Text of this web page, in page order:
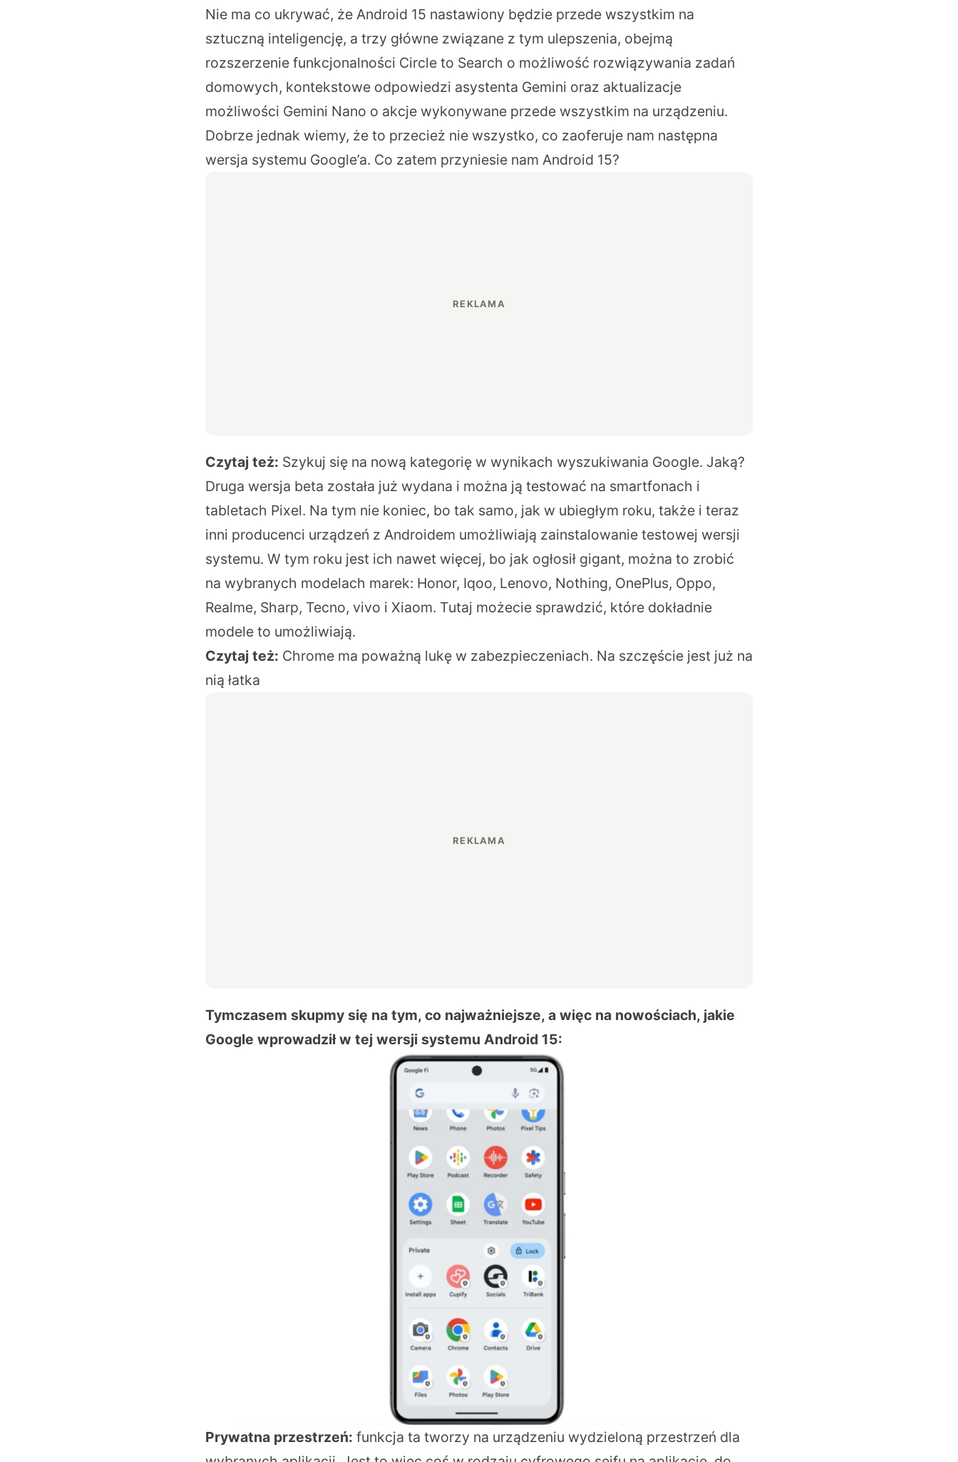
Nie ma co ukrywać, że Android 15 nastawiony będzie przede wszystkim na
sztuczną inteligencję, a trzy główne związane z tym ulepszenia, obejmą
rozszerzenie funkcjonalności Circle to Search o możliwość rozwiązywania zadań
domowych, kontekstowe odpowiedzi asystenta Gemini oraz aktualizacje
możliwości Gemini Nano o akcje wykonywane przede wszystkim na urządzeniu.
Dobrze jednak wiemy, że to przecież nie wszystko, co zaoferuje nam następna
wersja systemu Google’a. Co zatem przyniesie nam Android 15?
Czytaj też: Szykuj się na nową kategorię w wynikach wyszukiwania Google. Jaką?
Druga wersja beta została już wydana i można ją testować na smartfonach i
tabletach Pixel. Na tym nie koniec, bo tak samo, jak w ubiegłym roku, także i teraz
inni producenci urządzeń z Androidem umożliwiają zainstalowanie testowej wersji
systemu. W tym roku jest ich nawet więcej, bo jak ogłosił gigant, można to zrobić
na wybranych modelach marek: Honor, Iqoo, Lenovo, Nothing, OnePlus, Oppo,
Realme, Sharp, Tecno, vivo i Xiaom. Tutaj możecie sprawdzić, które dokładnie
modele to umożliwiają.
Czytaj też: Chrome ma poważną lukę w zabezpieczeniach. Na szczęście jest już na
nią łatka
Tymczasem skupmy się na tym, co najważniejsze, a więc na nowościach, jakie
Google wprowadził w tej wersji systemu Android 15:
Prywatna przestrzeń: funkcja ta tworzy na urządzeniu wydzieloną przestrzeń dla